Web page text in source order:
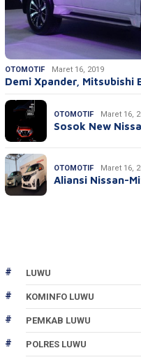
OTOMOTIF Maret 16, 2019
Demi Xpander, Mitsubishi
OTOMOTIF Maret 16,
Sosok New
OTOMOTIF Maret 16,
Aliansi Nissan-
LUWU
KOMINFO LUWU
PEMKAB LUWU
POLRES LUWU